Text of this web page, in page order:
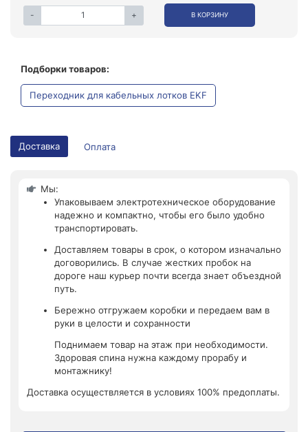
- + В КОРЗИНУ
Подборки товаров:
Переходник для кабельных лотков EKF
Доставка Оплата
Мы:
Упаковываем электротехническое оборудование
надежно и компактно, чтобы его было удобно
транспортировать.
Доставляем товары в срок, о котором изначально
договорились. В случае жестких пробок на
дороге наш курьер почти всегда знает объездной
путь.
Бережно отгружаем коробки и передаем вам в
руки в целости и сохранности
Поднимаем товар на этаж при необходимости.
Здоровая спина нужна каждому прорабу и
монтажнику!
Доставка осуществляется в условиях 100% предоплаты.